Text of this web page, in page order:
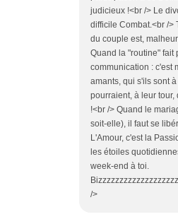
judicieux !<br /> Le
difficile Combat.<br />
du couple est,
Quand la "routine" fait
communication : c'est
amants, qui s'ils sont
pourraient, à leur
!<br /> Quand le
soit-elle), il faut se
L'Amour, c'est la
les étoiles
week-end à toi.
/>